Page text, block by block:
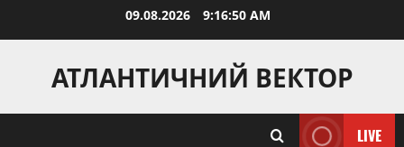
09.08.2026 9:16:51 AM
АТЛАНТИЧНИЙ ВЕКТОР
LIVE